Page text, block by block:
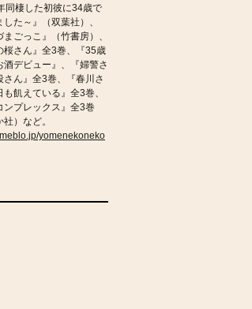
同棲した初彼に34歳で
した～』（双葉社）、
まごっこ』（竹書房）、
桜さん』全3巻、『35歳
酒デビュー』、『婦警さ
さん』全3巻、『春川さ
も飢えている』全3巻、
ンプレックス』全3巻
社）など。
yomenekoneko